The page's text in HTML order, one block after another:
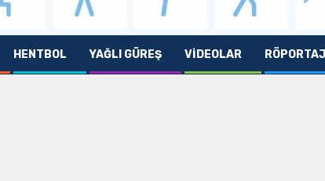
HENTBOL YAĞLI GÜREŞ VIDEOLAR